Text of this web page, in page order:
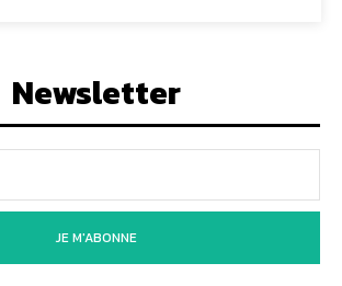
Newsletter
JE M'ABONNE